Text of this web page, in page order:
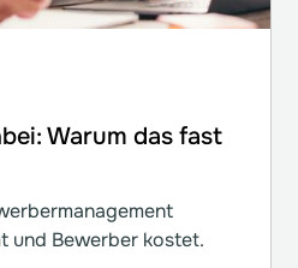
Warum das fast
und Bewerber kostet.